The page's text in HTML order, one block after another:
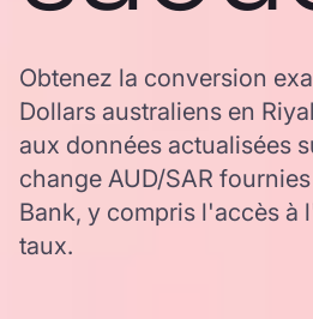
Obtenez la conversion
Dollars australiens en
aux données actualisées
change AUD/SAR
Bank, y compris l'accès à
taux.